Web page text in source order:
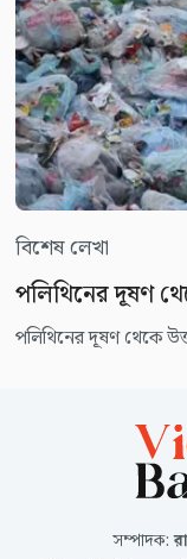
বিশেষ লেখা
পলিথিনের দূষণ
পলিথিনের দূষণ থেকে
সম্পাদক: